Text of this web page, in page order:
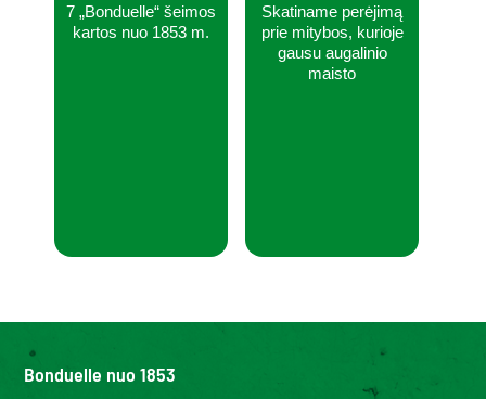
7 „Bonduelle“ šeimos
kartos nuo 1853 m.
Skatiname perėjimą
prie mitybos, kurioje
gausu augalinio
maisto
Bonduelle nuo 1853